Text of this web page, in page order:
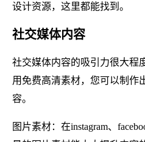
设计资源，这里都能找到。
社交媒体内容
社交媒体内容的吸引力很大程
用免费高清素材，您可以制作
容。
图片素材：在instagram、